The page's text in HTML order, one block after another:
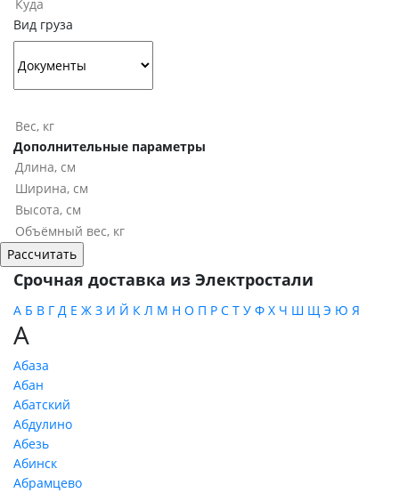
Вид груза
Дополнительные параметры
Срочная доставка из Электростали
А Б В Г Д Е Ж З И Й К Л М Н О П Р С Т У Ф Х Ч Ш Щ Э Ю Я
А
Абаза
Абан
Абатский
Абдулино
Абезь
Абинск
Абрамцево